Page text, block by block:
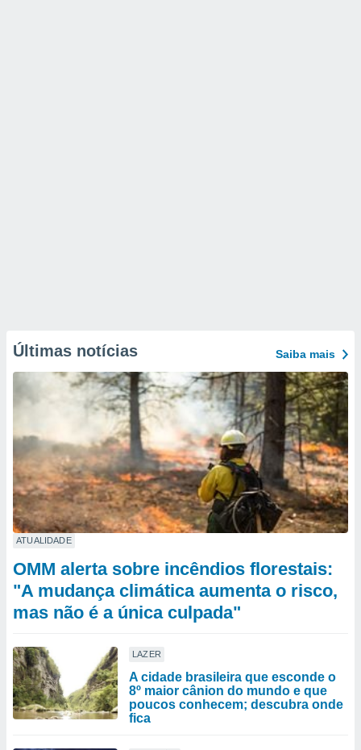
Últimas notícias Saiba mais
ATUALIDADE
OMM alerta sobre incêndios florestais:
"A mudança climática aumenta o risco,
mas não é a única culpada"
LAZER
A cidade brasileira que esconde o
8º maior cânion do mundo e que
poucos conhecem; descubra onde
fica